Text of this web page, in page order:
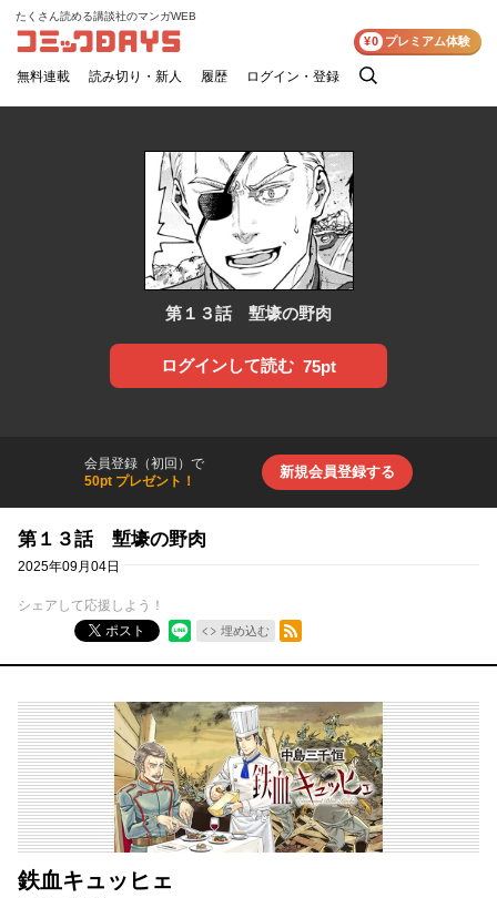
コミックDAYS
たくさん読める講談社のマンガWEB
無料連載 読み切り・新人 履歴 ログイン・登録
検
¥0 プレミアム体験
第１３話 塹壕の野肉
ログインして読む 75pt
会員登録（初回）で
50pt プレゼント！
新規会員登録する
第１３話 塹壕の野肉
2025年09月04日
シェアして応援しよう！
ポスト
埋め込む
RSSフィード
鉄血キュッヒェ